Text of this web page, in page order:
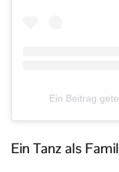
Ein Beitrag
Ein Tanz als